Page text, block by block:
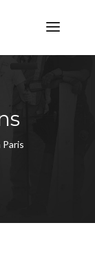
Paris